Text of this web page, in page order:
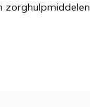
zorghulpmiddelen